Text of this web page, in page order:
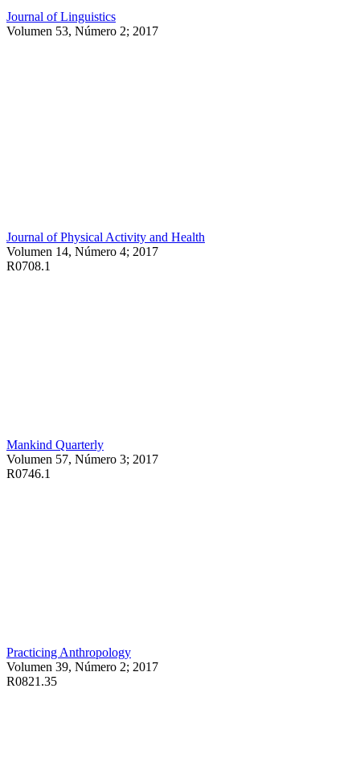
Journal of Linguistics
Volumen 53, Número 2; 2017
Journal of Physical Activity and Health
Volumen 14, Número 4; 2017
R0708.1
Mankind Quarterly
Volumen 57, Número 3; 2017
R0746.1
Practicing Anthropology
Volumen 39, Número 2; 2017
R0821.35